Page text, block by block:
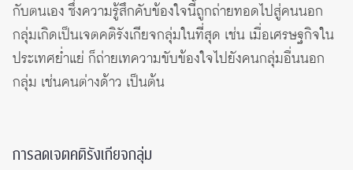
กับตนเอง ซึ่งความรู้สึกคับข้องใจนี้ถูกถ่ายทอดไปสู่คนนอก
กลุ่มเกิดเป็นเจตคติรังเกียจกลุ่มในที่สุด เช่น เมื่อเศรษฐกิจใน
ประเทศย่ำแย่ ก็ถ่ายเทความขับข้องใจไปยังคนกลุ่มอื่นนอก
กลุ่ม เช่นคนต่างด้าว เป็นต้น
การลดเจตคติรังเกียจกลุ่ม